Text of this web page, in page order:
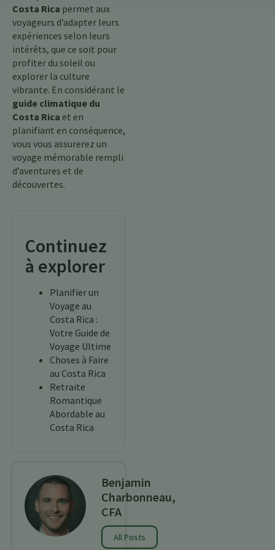
Costa Rica permet aux
voyageurs d’adapter leurs
expériences selon leurs
intérêts, que ce soit pour
profiter du soleil ou
explorer la culture
vibrante. En considérant le
guide climatique du
Costa Rica et en
planifiant en conséquence,
vous vous assurerez un
voyage mémorable rempli
d’aventures et de
découvertes.
Continuez
à explorer
Planifier un
Voyage au
Costa Rica :
Votre Guide de
Voyage Ultime
Choses à Faire
au Costa Rica
Retraite
Romantique
Abordable au
Costa Rica
Benjamin
Charbonneau,
CFA
All Posts